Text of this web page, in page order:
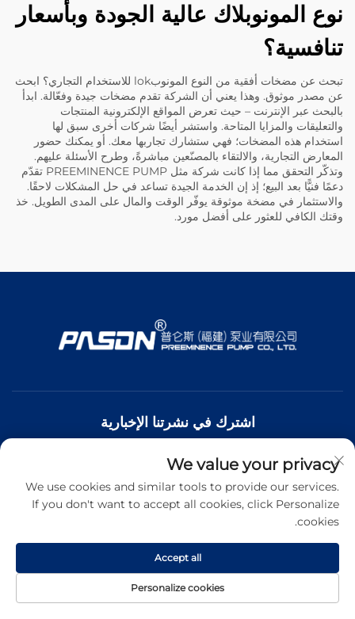
نوع المونوبلاك عالية الجودة وبأسعار
تنافسية؟
تبحث عن مضخات أفقية من النوع المونوبlok للاستخدام التجاري؟ ابحث
عن مصدر موثوق. وهذا يعني أن الشركة تقدم مضخات جيدة وفعّالة. ابدأ
بالبحث عبر الإنترنت – حيث تعرض المواقع الإلكترونية المنتجات
والتعليقات والمزايا المتاحة. واستشر أيضًا شركات أخرى سبق لها
استخدام هذه المضخات؛ فهي ستشارك تجاربها معك. أو يمكنك حضور
المعارض التجارية، والالتقاء بالمصنّعين مباشرةً، وطرح الأسئلة عليهم.
وتذكّر التحقق مما إذا كانت شركة مثل PREEMINENCE PUMP تقدّم
دعمًا فنيًّا بعد البيع؛ إذ إن الخدمة الجيدة تساعد في حل المشكلات لاحقًا.
والاستثمار في مضخة موثوقة يوفّر الوقت والمال على المدى الطويل. خذ
وقتك الكافي للعثور على أفضل مورد.
اشترك في نشرتنا الإخبارية
انضم إلى نشرتنا الإخبارية لتلقي أحدث الأخبار والتحديثات والرؤى من
فريقنا.
حقوق الطبع والنشر © شركة بريمننس لتصنيع المضخات المحدودة. جميع
الحقوق محفوظة. -
سياسة الخصوصية
We value your privacy
We use cookies and similar tools to provide our services.
If you don't want to accept all cookies, click Personalize
cookies.
Personalize cookies
Accept all